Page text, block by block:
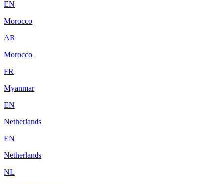
EN
Morocco
AR
Morocco
FR
Myanmar
EN
Netherlands
EN
Netherlands
NL